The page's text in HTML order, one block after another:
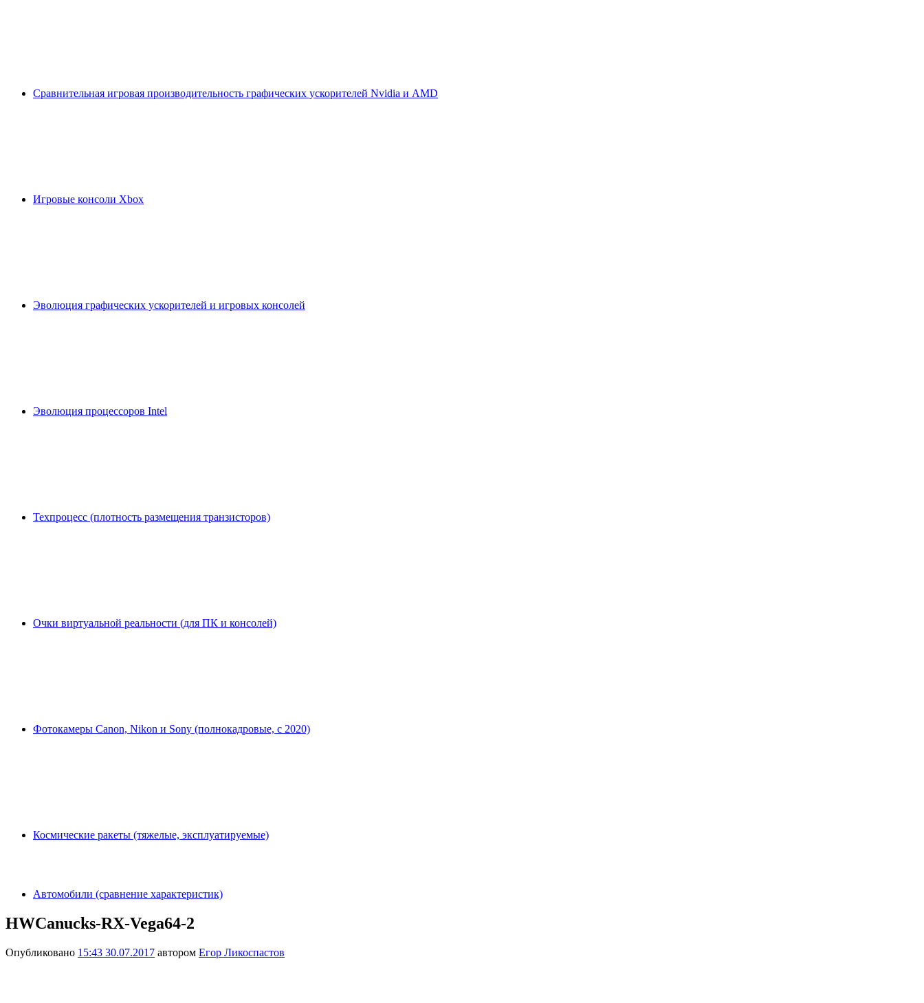
Сравнительная игровая производительность графических ускорителей Nvidia и AMD
Игровые консоли Xbox
Эволюция графических ускорителей и игровых консолей
Эволюция процессоров Intel
Техпроцесс (плотность размещения транзисторов)
Очки виртуальной реальности (для ПК и консолей)
Фотокамеры Canon, Nikon и Sony (полнокадровые, с 2020)
Космические ракеты (тяжелые, эксплуатируемые)
Автомобили (сравнение характеристик)
HWCanucks-RX-Vega64-2
Опубликовано 15:43 30.07.2017 автором Егор Ликоспастов